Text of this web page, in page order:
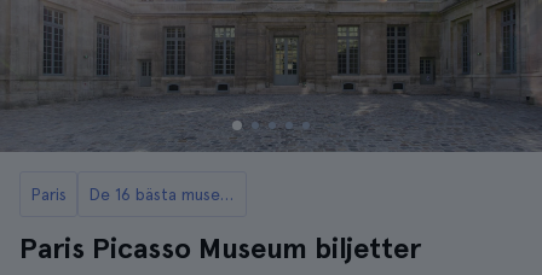
Paris De 16 bästa museerna i Paris
Paris Picasso Museum biljetter